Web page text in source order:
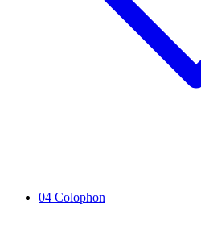
04 Colophon